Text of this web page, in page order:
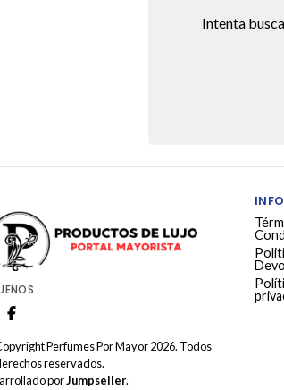
Intenta
Perfumes Por Mayor 2026. Todos
reservados.
porJumpseller.